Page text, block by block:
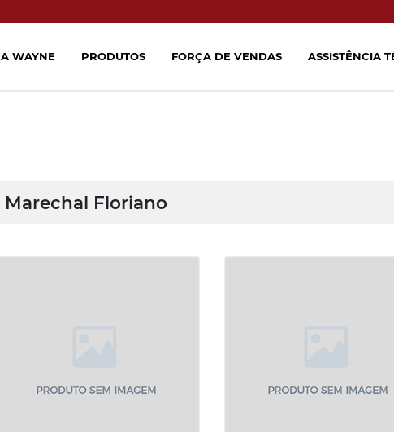
Marechal Floriano
A WAYNE PRODUTOS FORÇA DE VENDAS ASSISTÊNCIA